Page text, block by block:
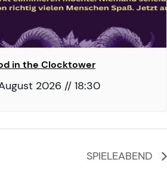
in the Clocktower
2026 // 18:30
SPIELEABEND